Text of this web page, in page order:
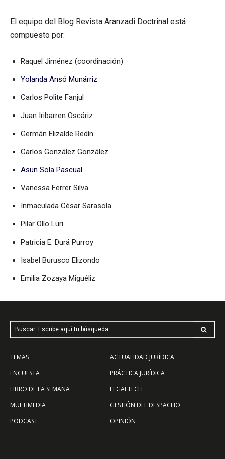
El equipo del Blog Revista Aranzadi Doctrinal está
compuesto por:
Raquel Jiménez (coordinación)
Yolanda Ansó Munárriz
Carlos Polite Fanjul
Juan Iribarren Oscáriz
Germán Elizalde Redín
Carlos González González
Asun Sola Pascual
Vanessa Ferrer Silva
Inmaculada César Sarasola
Pilar Ollo Luri
Patricia E. Durá Purroy
Isabel Burusco Elizondo
Emilia Zozaya Miguéliz
Buscar: Escribe aquí tu búsqueda
TEMAS
ENCUESTA
LIBRO DE LA SEMANA
MULTIMEDIA
PODCAST
ACTUALIDAD JURÍDICA
PRÁCTICA JURÍDICA
LEGALTECH
GESTIÓN DEL DESPACHO
OPINIÓN